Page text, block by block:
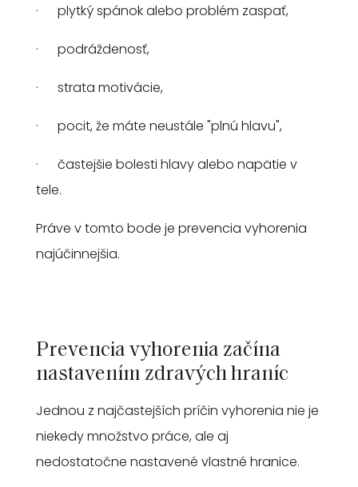
· plytký spánok alebo problém zaspať,
· podráždenosť,
· strata motivácie,
· pocit, že máte neustále "plnú hlavu",
· častejšie bolesti hlavy alebo napätie v
tele.
Práve v tomto bode je prevencia vyhorenia
najúčinnejšia.
Prevencia vyhorenia začína
nastavením zdravých hraníc
Jednou z najčastejších príčin vyhorenia nie je
niekedy množstvo práce, ale aj
nedostatočne nastavené vlastné hranice.